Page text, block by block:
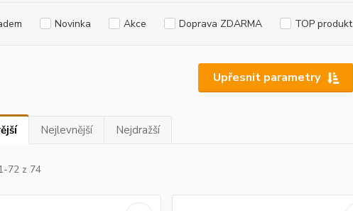
Upřesnit parametry
Novinka Akce Doprava ZDARMA TOP produkt
Nejlevnější Nejdražší
72 z 74